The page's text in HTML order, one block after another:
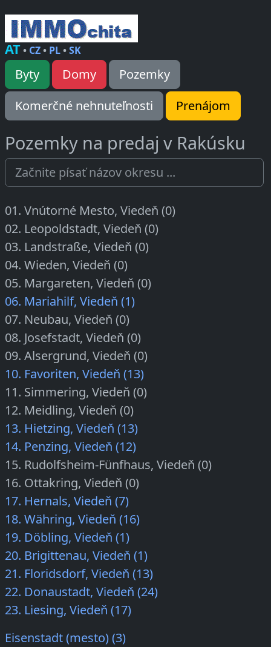
AT• CZ• PL•SK
Byty Domy
Pozemky
Komerčné nehnuteľnosti
Prenájom
Pozemky na predaj v Rakúsku
01. Vnútorné Mesto, Viedeň (0)
02. Leopoldstadt, Viedeň (0)
03. Landstraße, Viedeň (0)
04. Wieden, Viedeň (0)
05. Margareten, Viedeň (0)
06. Mariahilf, Viedeň (1)
07. Neubau, Viedeň (0)
08. Josefstadt, Viedeň (0)
09. Alsergrund, Viedeň (0)
10. Favoriten, Viedeň (13)
11. Simmering, Viedeň (0)
12. Meidling, Viedeň (0)
13. Hietzing, Viedeň (13)
14. Penzing, Viedeň (12)
15. Rudolfsheim-Fünfhaus, Viedeň (0)
16. Ottakring, Viedeň (0)
17. Hernals, Viedeň (7)
18. Währing, Viedeň (16)
19. Döbling, Viedeň (1)
20. Brigittenau, Viedeň (1)
21. Floridsdorf, Viedeň (13)
22. Donaustadt, Viedeň (24)
23. Liesing, Viedeň (17)
Eisenstadt (mesto) (3)